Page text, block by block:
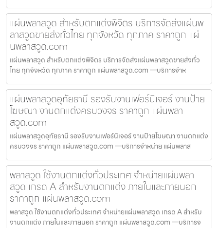
แผ่นพลาสวูด สำหรับตกแต่งพิจิตร บริการจัดส่งแผ่นพ
ลาสวูดขายส่งทั่วไทย ทุกจังหวัด ทุกภาค ราคาถูก แผ่
นพลาสวูด.com
แผ่นพลาสวูด สำหรับตกแต่งพิจิตร บริการจัดส่งแผ่นพลาสวูดขายส่งทั่ว
ไทย ทุกจังหวัด ทุกภาค ราคาถูก แผ่นพลาสวูด.com —บริการจำห
แผ่นพลาสวูดอุทัยธานี รองรับงานเฟอร์นิเจอร์ งานป้าย
โฆษณา งานตกแต่งครบวงจร ราคาถูก แผ่นพลา
สวูด.com
แผ่นพลาสวูดอุทัยธานี รองรับงานเฟอร์นิเจอร์ งานป้ายโฆษณา งานตกแต่ง
ครบวงจร ราคาถูก แผ่นพลาสวูด.com —บริการจำหน่าย แผ่นพลาส
พลาสวูด ใช้งานตกแต่งทั่วประเทศ จำหน่ายแผ่นพลา
สวูด เกรด A สำหรับงานตกแต่ง ภายในและภายนอก
ราคาถูก แผ่นพลาสวูด.com
พลาสวูด ใช้งานตกแต่งทั่วประเทศ จำหน่ายแผ่นพลาสวูด เกรด A สำหรับ
งานตกแต่ง ภายในและภายนอก ราคาถูก แผ่นพลาสวูด.com —บริการจ